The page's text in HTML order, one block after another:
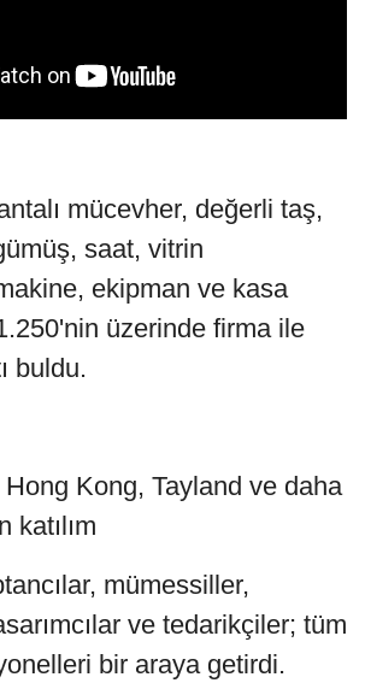
mücevher, değerli taş,
saat, vitrin
ekipman ve kasa
üzerinde firma ile
buldu.
Kong, Tayland ve daha
katılım
mümessiller,
ve tedarikçiler; tüm
bir araya getirdi.